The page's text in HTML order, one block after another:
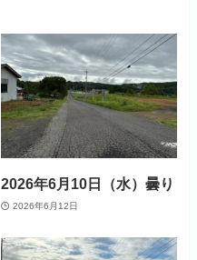
2026年6月10日（水）曇り
2026年6月12日